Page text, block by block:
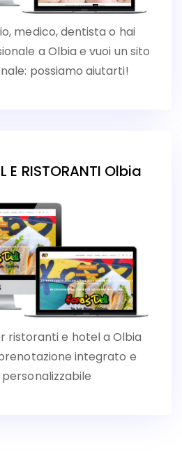
medico, dentista o hai
a Olbia e vuoi un sito
possiamo aiutarti!
E RISTORANTI Olbia
ristoranti e hotel a Olbia
integrato e